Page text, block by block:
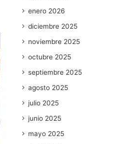
enero 2026
diciembre 2025
noviembre 2025
octubre 2025
septiembre 2025
agosto 2025
julio 2025
junio 2025
mayo 2025